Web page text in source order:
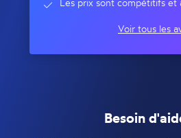
Les prix sont compétitifs et
Voir tous les
Besoin